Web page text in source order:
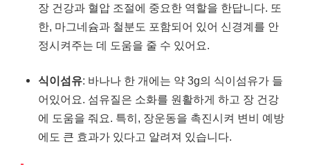
장 건강과 혈압 조절에 중요한 역할을 한답니다. 또
한, 마그네슘과 철분도 포함되어 있어 신경계를 안
정시켜주는 데 도움을 줄 수 있어요.
식이섬유: 바나나 한 개에는 약 3g의 식이섬유가 들
어있어요. 섬유질은 소화를 원활하게 하고 장 건강
에 도움을 줘요. 특히, 장운동을 촉진시켜 변비 예방
에도 큰 효과가 있다고 알려져 있습니다.